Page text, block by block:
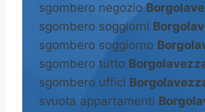
sgombero negozio
sgombero soggiorni
sgombero soggiorno
sgombero tutto
sgombero uffici
svuota appartamenti